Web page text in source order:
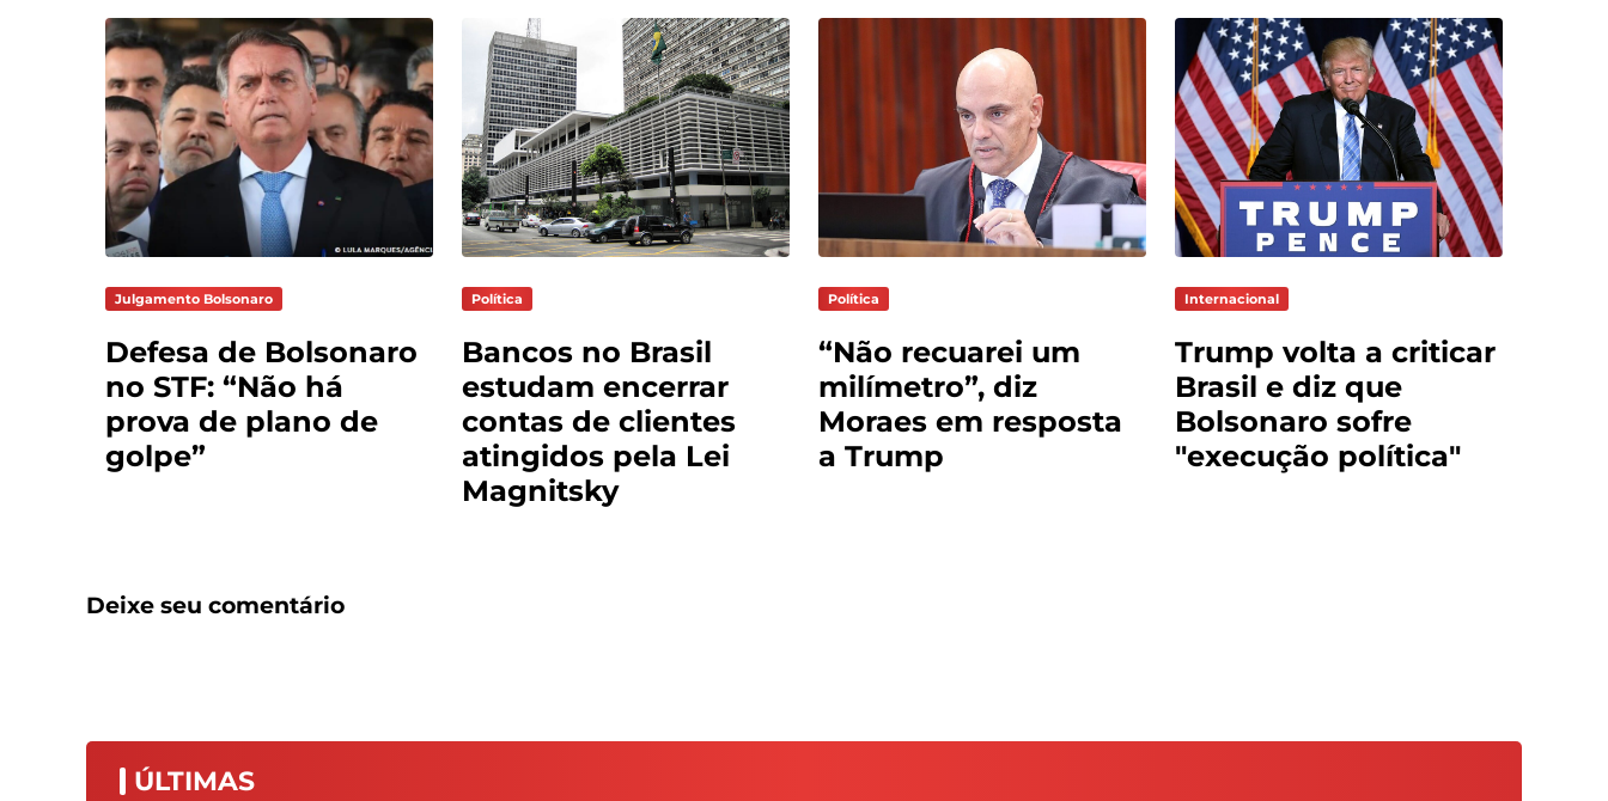
Julgamento Bolsonaro
Defesa de Bolsonaro
no STF: “Não há
prova de plano de
golpe”
Política
Bancos no Brasil
estudam encerrar
contas de clientes
atingidos pela Lei
Magnitsky
Política
“Não recuarei um
milímetro”, diz
Moraes em resposta
a Trump
Internacional
Trump volta a criticar
Brasil e diz que
Bolsonaro sofre
"execução política"
Deixe seu comentário
ÚLTIMAS